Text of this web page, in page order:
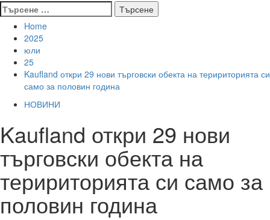
Търсене
за:
Home
2025
юли
25
Kaufland откри 29 нови търговски обекта на теририторията си
само за половин година
НОВИНИ
Kaufland откри 29 нови
търговски обекта на
теририторията си само за
половин година